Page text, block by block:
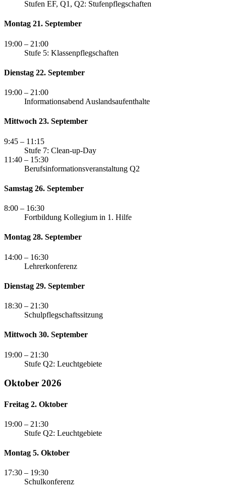
Stufen EF, Q1, Q2: Stufenpflegschaften
Montag 21. September
19:00 – 21:00
Stufe 5: Klassenpflegschaften
Dienstag 22. September
19:00 – 21:00
Informationsabend Auslandsaufenthalte
Mittwoch 23. September
9:45 – 11:15
Stufe 7: Clean-up-Day
11:40 – 15:30
Berufsinformationsveranstaltung Q2
Samstag 26. September
8:00 – 16:30
Fortbildung Kollegium in 1. Hilfe
Montag 28. September
14:00 – 16:30
Lehrerkonferenz
Dienstag 29. September
18:30 – 21:30
Schulpflegschaftssitzung
Mittwoch 30. September
19:00 – 21:30
Stufe Q2: Leuchtgebiete
Oktober 2026
Freitag 2. Oktober
19:00 – 21:30
Stufe Q2: Leuchtgebiete
Montag 5. Oktober
17:30 – 19:30
Schulkonferenz